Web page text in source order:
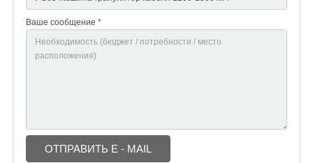
Ваше сообщение *
ОТПРАВИТЬ E - MAIL